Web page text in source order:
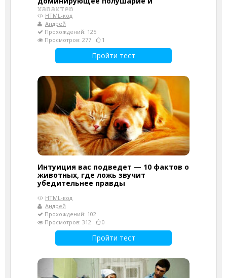
характер
HTML-код
Андрей
Прохождений: 125
Просмотров: 277
1
Пройти тест
Интуиция вас подведет — 10 фактов о
животных, где ложь звучит
убедительнее правды
HTML-код
Андрей
Прохождений: 102
Просмотров: 312
0
Пройти тест